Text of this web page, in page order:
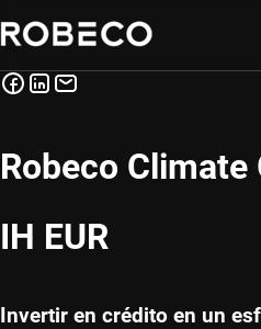
Robeco
IH EUR
Invertir en crédito en un